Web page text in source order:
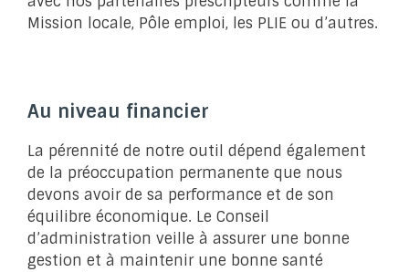
Mission locale, Pôle emploi, les PLIE ou d’autres.
Au niveau financier
La pérennité de notre outil dépend également
de la préoccupation permanente que nous
devons avoir de sa performance et de son
équilibre économique. Le Conseil
d’administration veille à assurer une bonne
gestion et à maintenir une bonne santé